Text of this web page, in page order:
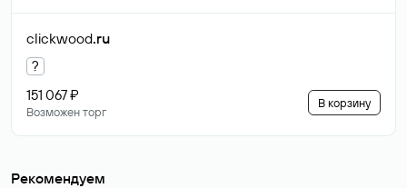
clickwood.ru
?
151 067 ₽
Возможен торг
В корзину
Рекомендуем